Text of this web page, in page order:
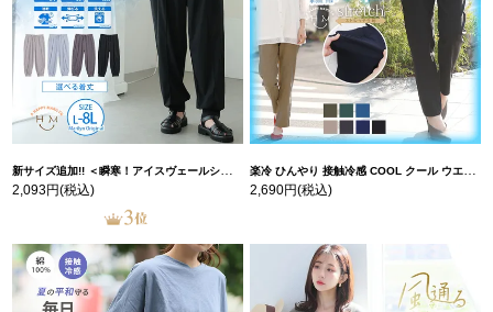
新サイズ追加!! ＜瞬寒！アイスヴェールシリーズ＞ 美脚 ジョガーパンツ 【ウェストゴム】 【ストレッチ】 | 大きいサイズの通販ならハッピーマリリン
2,093円(税込)
楽冷 ひんやり 接触冷感 COOL クール ウエストゴム 楽ちん ストレッチ 美脚 レギパン 【ストレッチ】 | 大きいサイズの通販ならハッピーマリリン
2,690円(税込)